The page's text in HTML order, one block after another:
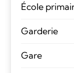
École
Garderie
Gare